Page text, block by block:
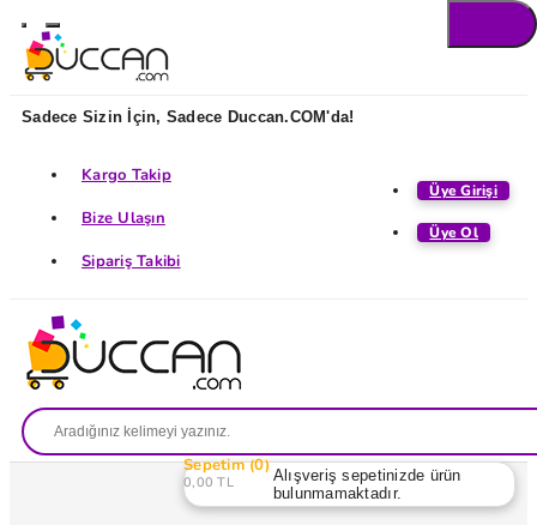
Sadece Sizin İçin, Sadece Duccan.COM'da!
Üye Girişi
Üye Ol
Kargo Takip
Bize Ulaşın
Sipariş Takibi
Sepetim 0
0,00 TL
Alışveriş sepetinizde ürün
bulunmamaktadır.